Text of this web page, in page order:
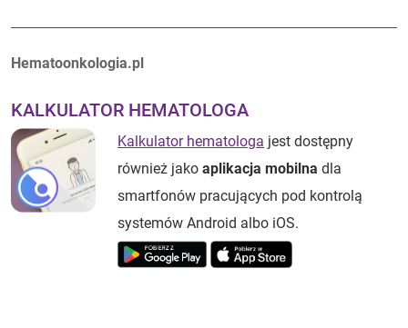
Autorzy:
Hematoonkologia.pl
KALKULATOR HEMATOLOGA
Kalkulator hematologa jest dostępny
również jako aplikacja mobilna dla
smartfonów pracujących pod kontrolą
systemów Android albo iOS.